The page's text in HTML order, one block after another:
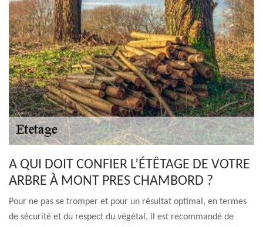
A QUI DOIT CONFIER L’ÉTÊTAGE DE VOTRE
ARBRE À MONT PRES CHAMBORD ?
Pour ne pas se tromper et pour un résultat optimal, en termes
de sécurité et du respect du végétal, il est recommandé de